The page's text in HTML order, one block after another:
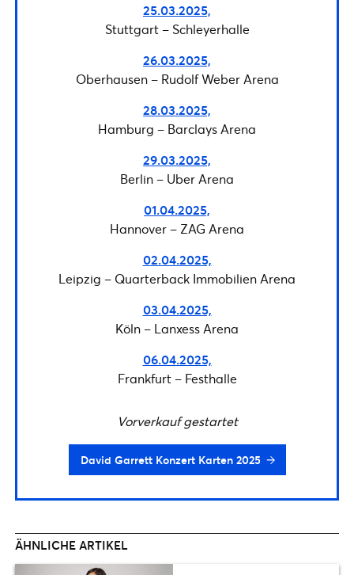
25.03.2025,
Stuttgart – Schleyerhalle
26.03.2025,
Oberhausen – Rudolf Weber Arena
28.03.2025,
Hamburg – Barclays Arena
29.03.2025,
Berlin – Uber Arena
01.04.2025,
Hannover – ZAG Arena
02.04.2025,
Leipzig – Quarterback Immobilien Arena
03.04.2025,
Köln – Lanxess Arena
06.04.2025,
Frankfurt – Festhalle
Vorverkauf gestartet
David Garrett Konzert Karten 2025
ÄHNLICHE ARTIKEL